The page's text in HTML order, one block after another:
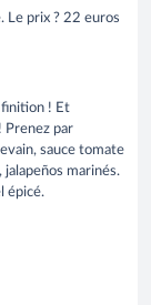
Le prix ? 22 euros
finition ! Et
Prenez par
sauce tomate
marinés.
épicé.